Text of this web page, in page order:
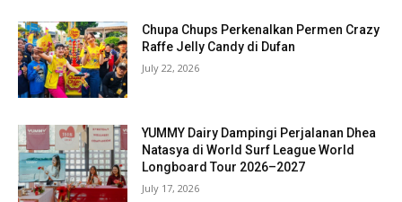
Chupa Chups Perkenalkan Permen Crazy
Raffe Jelly Candy di Dufan
July 22, 2026
YUMMY Dairy Dampingi Perjalanan Dhea
Natasya di World Surf League World
Longboard Tour 2026–2027
July 17, 2026